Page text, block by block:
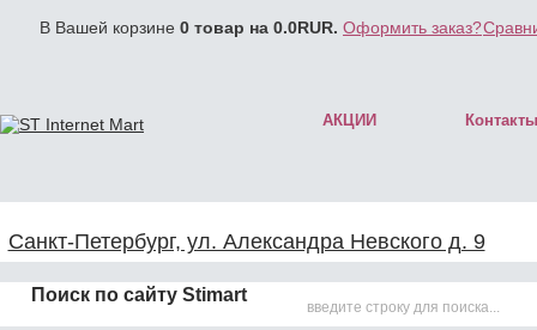
В Вашей корзине 0 товар на 0.0RUR. Оформить заказ?
АКЦИИ Контакты
Санкт-Петербург, ул. Александра Невского д. 9
Поиск по сайту Stimart